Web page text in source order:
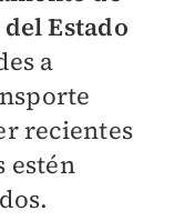
Estado
a
recientes
estén